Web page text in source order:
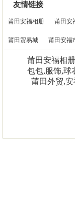
友情链接
莆田安福相册 莆田安
莆田贸易城 莆田安福
莆田安福相
包包,服饰,球
莆田外贸,